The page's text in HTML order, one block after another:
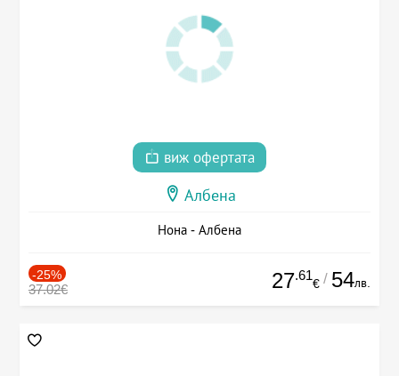
виж офертата
Албена
Нона - Албена
-25%
37.02€ 27.61
€ / 54лв.